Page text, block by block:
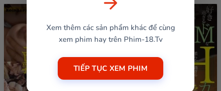
Xem thêm các sản phẩm khác để cùng
xem phim hay trên Phim-18.Tv
TIẾP TỤC XEM PHIM